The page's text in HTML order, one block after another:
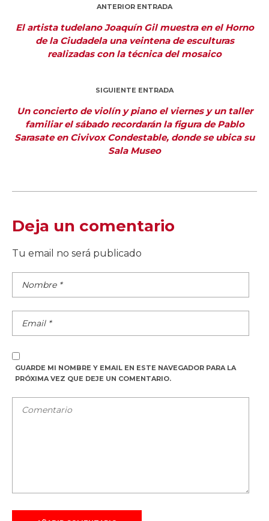
ANTERIOR ENTRADA
El artista tudelano Joaquín Gil muestra en el Horno
de la Ciudadela una veintena de esculturas
realizadas con la técnica del mosaico
SIGUIENTE ENTRADA
Un concierto de violín y piano el viernes y un taller
familiar el sábado recordarán la figura de Pablo
Sarasate en Civivox Condestable, donde se ubica su
Sala Museo
Deja un comentario
Tu email no será publicado
GUARDE MI NOMBRE Y EMAIL EN ESTE NAVEGADOR PARA LA
PRÓXIMA VEZ QUE DEJE UN COMENTARIO.